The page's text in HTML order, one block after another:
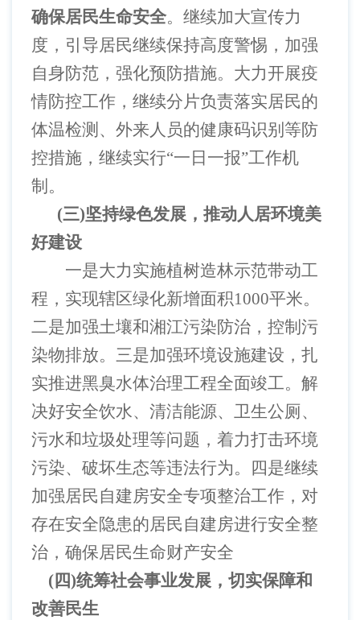
确保居民生命安全。继续加大宣传力
度，引导居民继续保持高度警惕，加强
自身防范，强化预防措施。大力开展疫
情防控工作，继续分片负责落实居民的
体温检测、外来人员的健康码识别等防
控措施，继续实行“一日一报”工作机
制。
(三)坚持绿色发展，推动人居环境美
好建设
一是大力实施植树造林示范带动工
程，实现辖区绿化新增面积1000平米。
二是加强土壤和湘江污染防治，控制污
染物排放。三是加强环境设施建设，扎
实推进黑臭水体治理工程全面竣工。解
决好安全饮水、清洁能源、卫生公厕、
污水和垃圾处理等问题，着力打击环境
污染、破坏生态等违法行为。四是继续
加强居民自建房安全专项整治工作，对
存在安全隐患的居民自建房进行安全整
治，确保居民生命财产安全
(四)统筹社会事业发展，切实保障和
改善民生